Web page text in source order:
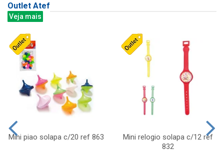
Outlet Atef
Veja mais
Mini piao solapa c/20 ref 863
Mini relogio solapa c/12 ref
832